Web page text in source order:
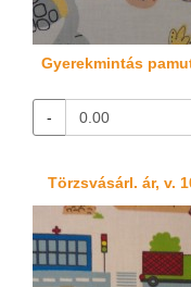
Gyerekmintás
-
Törzsvásárl. ár, v.